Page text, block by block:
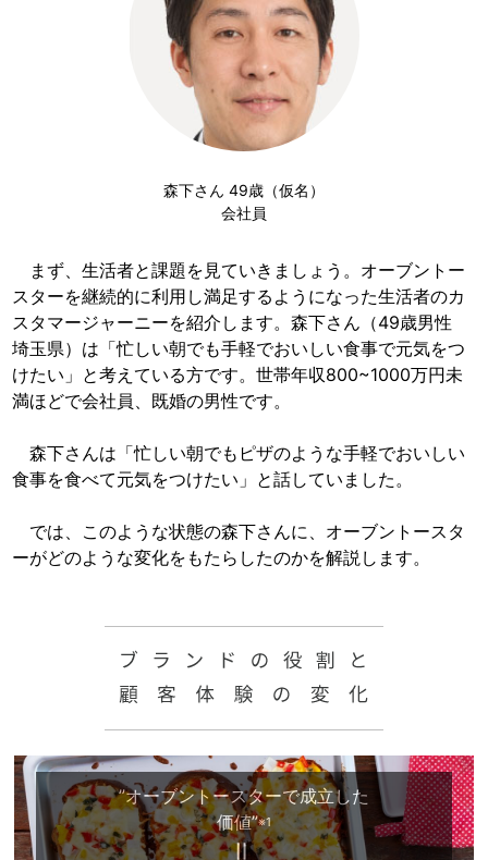
森下さん 49歳（仮名）
会社員
まず、生活者と課題を見ていきましょう。オーブントー
スターを継続的に利用し満足するようになった生活者のカ
スタマージャーニーを紹介します。森下さん（49歳男性
埼玉県）は「忙しい朝でも手軽でおいしい食事で元気をつ
けたい」と考えている方です。世帯年収800~1000万円未
満ほどで会社員、既婚の男性です。
森下さんは「忙しい朝でもピザのような手軽でおいしい
食事を食べて元気をつけたい」と話していました。
では、このような状態の森下さんに、オーブントースタ
ーがどのような変化をもたらしたのかを解説します。
”オーブントースターで成立した
価値”※1
＝